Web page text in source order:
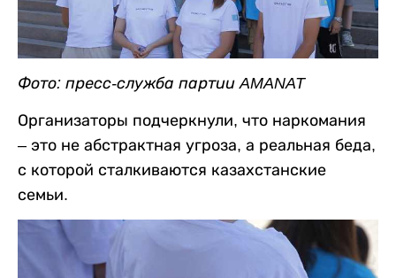
Фото: пресс-служба партии AMANAT
Организаторы подчеркнули, что наркомания
– это не абстрактная угроза, а реальная беда,
с которой сталкиваются казахстанские
семьи.